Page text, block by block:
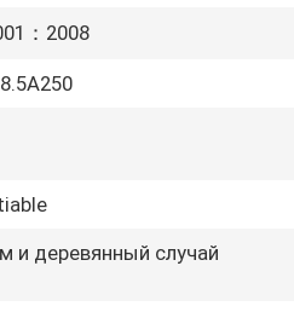
：2008
и деревянный случай